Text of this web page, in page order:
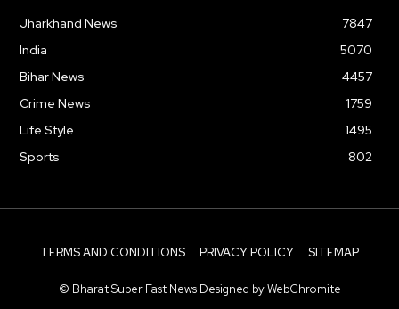
Jharkhand News
7847
India
5070
Bihar News
4457
Crime News
1759
Life Style
1495
Sports
802
TERMS AND CONDITIONS PRIVACY POLICY SITEMAP
© Bharat Super Fast News Designed by WebChromite